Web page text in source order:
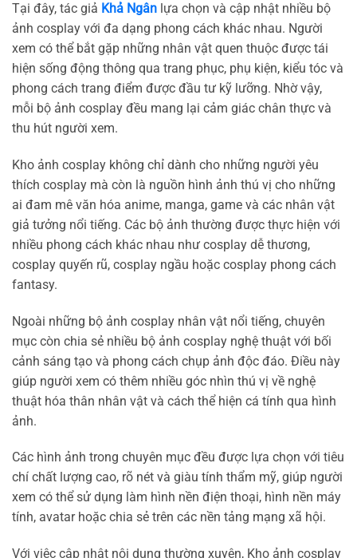
Tại đây, tác giả Khả Ngân lựa chọn và cập nhật nhiều bộ
ảnh cosplay với đa dạng phong cách khác nhau. Người
xem có thể bắt gặp những nhân vật quen thuộc được tái
hiện sống động thông qua trang phục, phụ kiện, kiểu tóc và
phong cách trang điểm được đầu tư kỹ lưỡng. Nhờ vậy,
mỗi bộ ảnh cosplay đều mang lại cảm giác chân thực và
thu hút người xem.
Kho ảnh cosplay không chỉ dành cho những người yêu
thích cosplay mà còn là nguồn hình ảnh thú vị cho những
ai đam mê văn hóa anime, manga, game và các nhân vật
giả tưởng nổi tiếng. Các bộ ảnh thường được thực hiện với
nhiều phong cách khác nhau như cosplay dễ thương,
cosplay quyến rũ, cosplay ngầu hoặc cosplay phong cách
fantasy.
Ngoài những bộ ảnh cosplay nhân vật nổi tiếng, chuyên
mục còn chia sẻ nhiều bộ ảnh cosplay nghệ thuật với bối
cảnh sáng tạo và phong cách chụp ảnh độc đáo. Điều này
giúp người xem có thêm nhiều góc nhìn thú vị về nghệ
thuật hóa thân nhân vật và cách thể hiện cá tính qua hình
ảnh.
Các hình ảnh trong chuyên mục đều được lựa chọn với tiêu
chí chất lượng cao, rõ nét và giàu tính thẩm mỹ, giúp người
xem có thể sử dụng làm hình nền điện thoại, hình nền máy
tính, avatar hoặc chia sẻ trên các nền tảng mạng xã hội.
Với việc cập nhật nội dung thường xuyên, Kho ảnh cosplay